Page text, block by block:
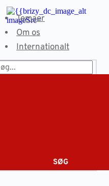
Fortsæt
til
indhold
Temaer
Om os
Internationalt
SØG